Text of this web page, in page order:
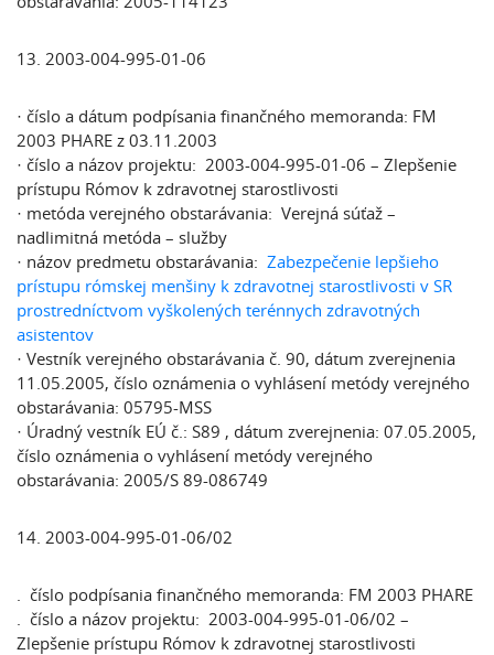
13. 2003-004-995-01-06
· číslo a dátum podpísania finančného memoranda: FM
2003 PHARE z 03.11.2003
· číslo a názov projektu: 2003-004-995-01-06 – Zlepšenie
prístupu Rómov k zdravotnej starostlivosti
· metóda verejného obstarávania: Verejná súťaž –
nadlimitná metóda – služby
· názov predmetu obstarávania: Zabezpečenie lepšieho
prístupu rómskej menšiny k zdravotnej starostlivosti v SR
prostredníctvom vyškolených terénnych zdravotných
asistentov
· Vestník verejného obstarávania č. 90, dátum zverejnenia
11.05.2005, číslo oznámenia o vyhlásení metódy verejného
obstarávania: 05795-MSS
· Úradný vestník EÚ č.: S89 , dátum zverejnenia: 07.05.2005,
číslo oznámenia o vyhlásení metódy verejného
obstarávania: 2005/S 89-086749
14. 2003-004-995-01-06/02
. číslo podpísania finančného memoranda: FM 2003 PHARE
. číslo a názov projektu: 2003-004-995-01-06/02 –
Zlepšenie prístupu Rómov k zdravotnej starostlivosti